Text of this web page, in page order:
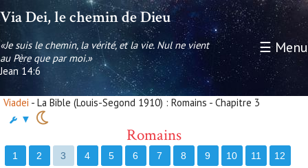
Via Dei, le chemin de Dieu
«Je suis le chemin, la vérité, et la vie. Nul ne vient
au Père que par moi.»
Jean 14:6
☰ Menu
Viadei - La Bible (Louis-Segond 1910) : Romains - Chapitre 3
▼
Romains
1 2 3 4 5 6 7 8 9 10 11 12